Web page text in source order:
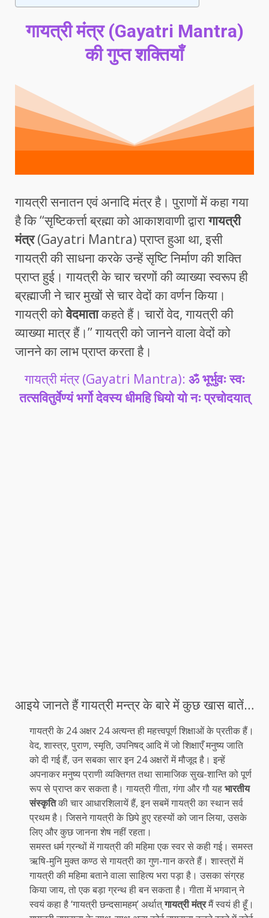
गायत्री मंत्र (Gayatri Mantra)
की गुप्त शक्तियाँ
गायत्री सनातन एवं अनादि मंत्र है। पुराणों में कहा गया
है कि ‘‘सृष्टिकर्त्ता ब्रह्मा को आकाशवाणी द्वारागायत्री
मंत्र(Gayatri Mantra) प्राप्त हुआ था, इसी
गायत्री की साधना करके उन्हें सृष्टि निर्माण की शक्ति
प्राप्त हुई। गायत्री के चार चरणों की व्याख्या स्वरूप ही
ब्रह्माजी ने चार मुखों से चार वेदों का वर्णन किया।
गायत्री कोवेदमाताकहते हैं। चारों वेद, गायत्री की
व्याख्या मात्र हैं।’’ गायत्री को जानने वाला वेदों को
जानने का लाभ प्राप्त करता है।
गायत्री मंत्र (Gayatri Mantra): ॐ भूर्भुवः स्वः
तत्सवितुर्वेण्यं भर्गो देवस्य धीमहि धियो यो नः प्रचोदयात्
आइये जानते हैं गायत्री मन्त्र के बारे में कुछ खास बातें…
गायत्री के 24 अक्षर 24 अत्यन्त ही महत्त्वपूर्ण शिक्षाओं के प्रतीक हैं।
वेद, शास्त्र, पुराण, स्मृति, उपनिषद् आदि में जो शिक्षाएँ मनुष्य जाति
को दी गई हैं, उन सबका सार इन 24 अक्षरों में मौजूद है। इन्हें
अपनाकर मनुष्य प्राणी व्यक्तिगत तथा सामाजिक सुख-शान्ति को पूर्ण
रूप से प्राप्त कर सकता है। गायत्री गीता, गंगा और गौ यहभारतीय
संस्कृतिकी चार आधारशिलायें हैं, इन सबमें गायत्री का स्थान सर्व
प्रथम है। जिसने गायत्री के छिपे हुए रहस्यों को जान लिया, उसके
लिए और कुछ जानना शेष नहीं रहता।
समस्त धर्म ग्रन्थों में गायत्री की महिमा एक स्वर से कही गई। समस्त
ऋषि-मुनि मुक्त कण्ठ से गायत्री का गुण-गान करते हैं। शास्त्रों में
गायत्री की महिमा बताने वाला साहित्य भरा पड़ा है। उसका संग्रह
किया जाय, तो एक बड़ा ग्रन्थ ही बन सकता है। गीता में भगवान् ने
स्वयं कहा है ‘गायत्री छन्दसामहम्’ अर्थात्गायत्री मंत्रमैं स्वयं ही हूँ।